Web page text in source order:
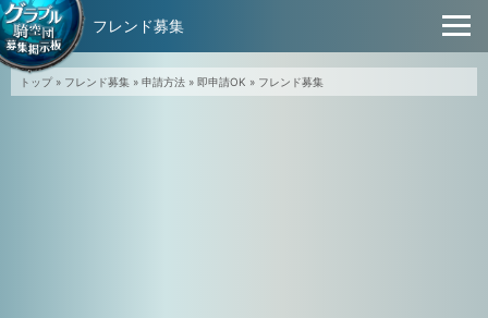
トップ» フレンド募集 » 申請方法 » 即申請OK » フレンド募集
フレンド募集